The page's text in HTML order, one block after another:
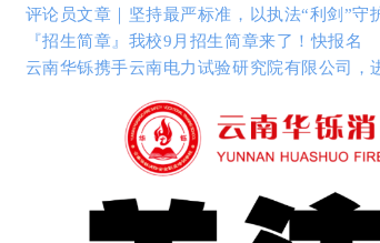
评论员文章｜坚持最严标准，以执法“利剑”守
『招生简章』我校9月招生简章来了！快报名
云南华铄携手云南电力试验研究院有限公司